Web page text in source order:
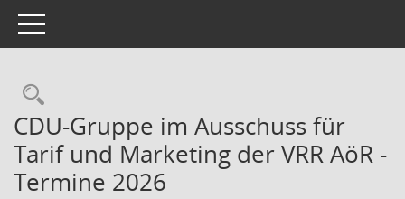
Toggle navigation
Rechercheauswahl
CDU-Gruppe im Ausschuss für
Tarif und Marketing der VRR AöR -
Termine 2026